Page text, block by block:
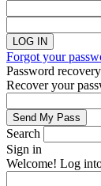
Forgot your
Password recovery
Recover your
Search
Sign in
Welcome! Log